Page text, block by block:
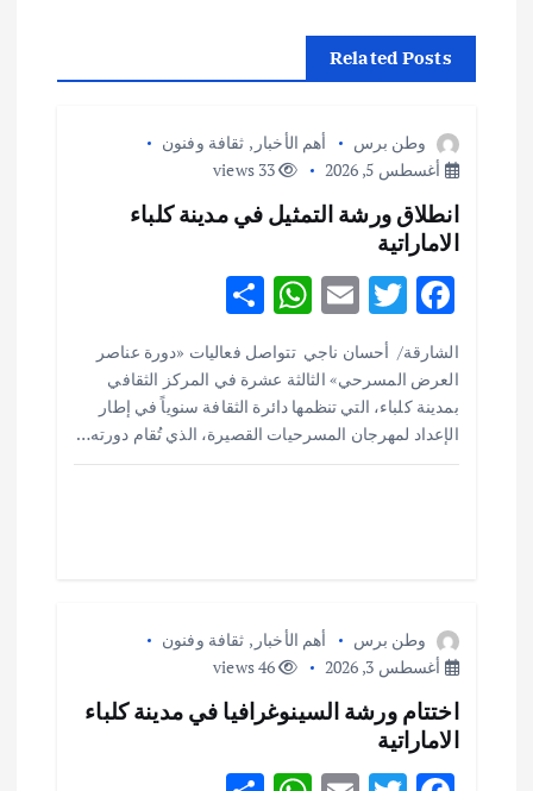
ت
Related Posts
وطن برس أهم الأخبار , ثقافة وفنون
أغسطس 5, 2026
33 views
انطلاق ورشة التمثيل في مدينة كلباء
الاماراتية
F
ac
e
b
o
T
w
it
te
r
E
ai
l
W
h
at
s
A
h
ar
e
الشارقة/ أحسان ناجي تتواصل فعاليات «دورة عناصر
العرض المسرحي» الثالثة عشرة في المركز الثقافي
بمدينة كلباء، التي تنظمها دائرة الثقافة سنوياً في إطار
الإعداد لمهرجان المسرحيات القصيرة، الذي تُقام دورته…
وطن برس أهم الأخبار , ثقافة وفنون
أغسطس 3, 2026
46 views
اختتام ورشة السينوغرافيا في مدينة كلباء
الاماراتية